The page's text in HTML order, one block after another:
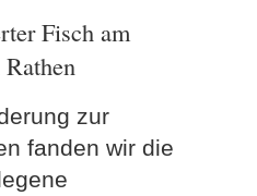
Fisch am
zur
fanden wir die